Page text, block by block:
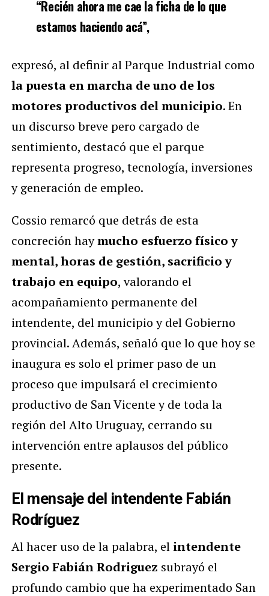
“Recién ahora me cae la ficha de lo que
estamos haciendo acá”,
expresó, al definir al Parque Industrial como
la puesta en marcha de uno de los
motores productivos del municipio. En
un discurso breve pero cargado de
sentimiento, destacó que el parque
representa progreso, tecnología, inversiones
y generación de empleo.
Cossio remarcó que detrás de esta
concreción haymucho esfuerzo físico y
mental, horas de gestión, sacrificio y
trabajo en equipo, valorando el
acompañamiento permanente del
intendente, del municipio y del Gobierno
provincial. Además, señaló que lo que hoy se
inaugura es solo el primer paso de un
proceso que impulsará el crecimiento
productivo de San Vicente y de toda la
región del Alto Uruguay, cerrando su
intervención entre aplausos del público
presente.
El mensaje del intendente Fabián
Rodríguez
Al hacer uso de la palabra, el intendente
Sergio Fabián Rodriguez subrayó el
profundo cambio que ha experimentado San